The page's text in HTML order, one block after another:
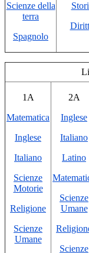
Scienze della
terra
Spagnolo
1A
Matematica
Inglese
Italiano
Scienze
Motorie
Religione
Scienze
Umane
2A
Inglese
Italiano
Latino
Scienze
Umane
Scienze